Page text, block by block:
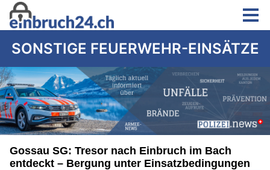
SONSTIGE FEUERWEHR-EINSÄTZE
Gossau SG: Tresor nach Einbruch im Bach
entdeckt – Bergung unter Einsatzbedingungen